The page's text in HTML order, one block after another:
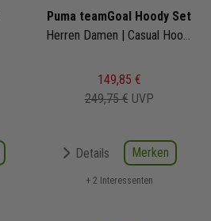
Puma teamGoal Hoody Set
Herren Damen | Casual Hoodie
149,85 €
249,75 € UVP
Details Merken
+ 2 Interessenten